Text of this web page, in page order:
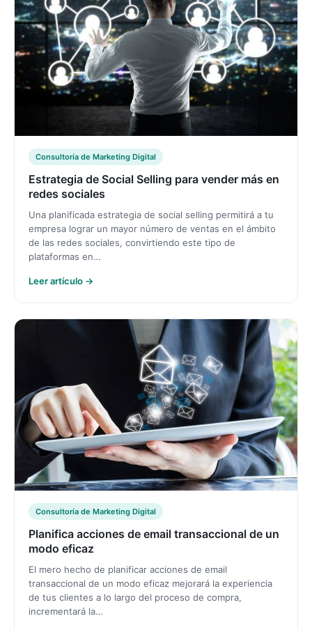
Consultoría de Marketing Digital
Estrategia de Social Selling para vender más en
redes sociales
Una planificada estrategia de social selling permitirá a tu
empresa lograr un mayor número de ventas en el ámbito
de las redes sociales, convirtiendo este tipo de
plataformas en…
Leer artículo →
Consultoría de Marketing Digital
Planifica acciones de email transaccional de un
modo eficaz
El mero hecho de planificar acciones de email
transaccional de un modo eficaz mejorará la experiencia
de tus clientes a lo largo del proceso de compra,
incrementará la…